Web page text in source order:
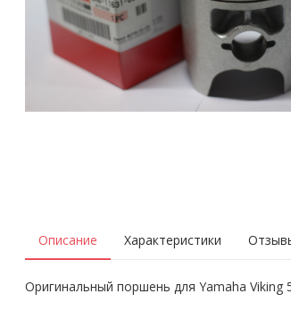
Описание Характеристики
Оригинальный поршень для Yamaha Viking